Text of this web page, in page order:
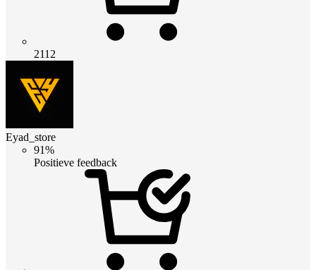
2112
Eyad_store
91%
Positieve feedback